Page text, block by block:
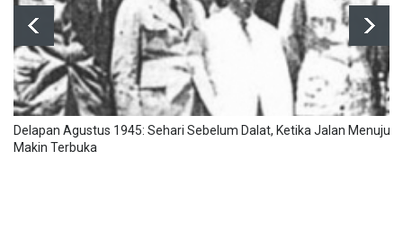
Delapan Agustus 1945: Sehari Sebelum Dalat, Ketika Jalan Menuju
Makin Terbuka